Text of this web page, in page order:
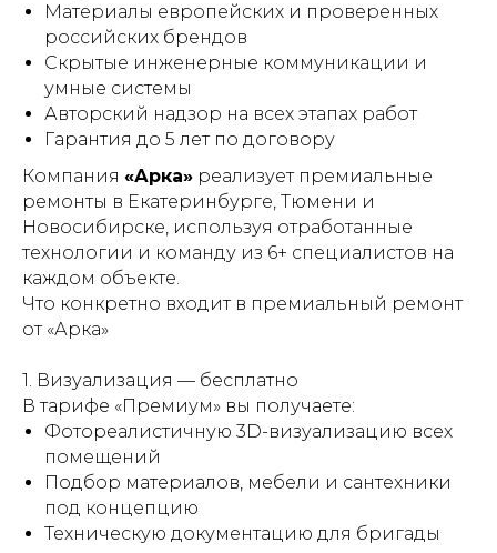
Материалы европейских и проверенных
российских брендов
Скрытые инженерные коммуникации и
умные системы
Авторский надзор на всех этапах работ
Гарантия до 5 лет по договору
Компания «Арка» реализует премиальные
ремонты в Екатеринбурге, Тюмени и
Новосибирске, используя отработанные
технологии и команду из 6+ специалистов на
каждом объекте.
Что конкретно входит в премиальный ремонт
от «Арка»
1. Визуализация — бесплатно
В тарифе «Премиум» вы получаете:
Фотореалистичную 3D-визуализацию всех
помещений
Подбор материалов, мебели и сантехники
под концепцию
Техническую документацию для бригады